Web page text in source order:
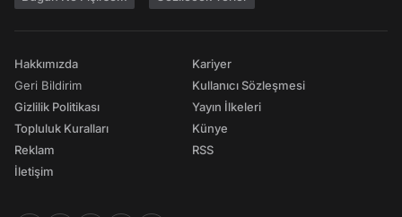
Hakkımızda
Geri Bildirim
Gizlilik Politikası
Topluluk Kuralları
Reklam
İletişim
Kariyer
Kullanıcı Sözleşmesi
Yayın İlkeleri
Künye
RSS